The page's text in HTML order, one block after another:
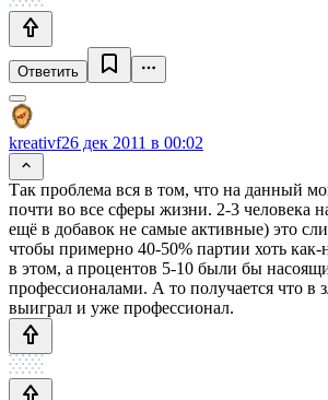
Ответить
kreativf26 дек 2011 в 00:02
Так проблема вся в том, что на данный
почти во все сферы жизни. 2-3 человека
ещё в добавок не самые активные) это
чтобы примерно 40-50% партии хоть как-
в этом, а процентов 5-10 были бы
профессионалами. А то получается что в
выиграл и уже профессионал.